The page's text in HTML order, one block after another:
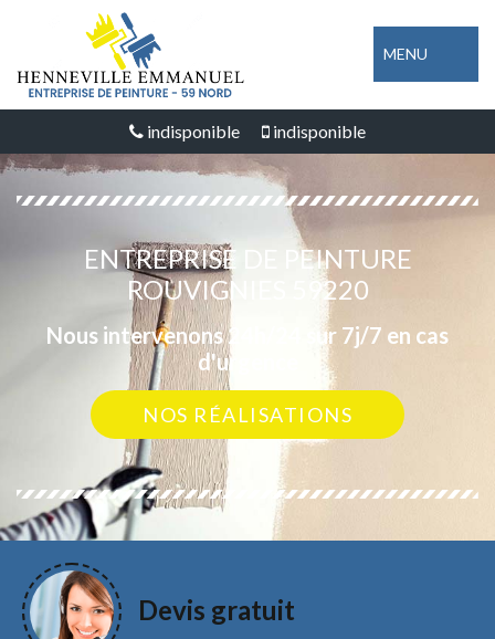
MENU
indisponible indisponible
ENTREPRISE DE PEINTURE
ROUVIGNIES 59220
Nous intervenons 24h/24 sur 7j/7 en cas
d'urgence
NOS RÉALISATIONS
Devis gratuit